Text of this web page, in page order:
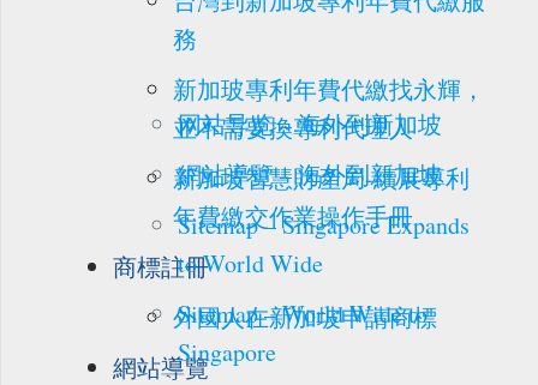
務
新加玻專利年費代繳找永輝，
並不需要換專利代理人
新加坡智慧財產局-續展專利
年費繳交作業操作手冊
商標註冊
外國人在新加坡申請商標
網站導覽
网站导览 – 海外到新加坡
網站導覽 – 海外到新加坡
Sitemap – Singapore Expands
to World Wide
Sitemap – World Wide to
Singapore